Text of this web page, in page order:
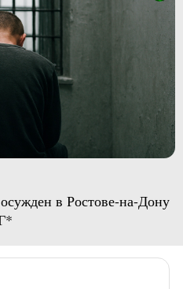
в Ростове-на-Дону